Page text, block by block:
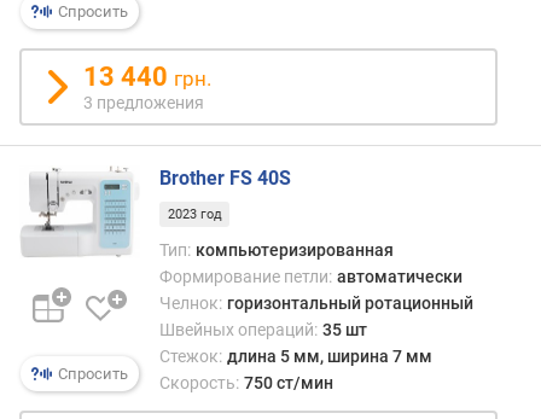
у
н
к
о
в
д
л
я
в
ы
и
в
н
и
Спросить
13 440 грн.
3 предложения
Спросить
Brother FS 40S
2023 год
Тип: компьютеризированная
Формирование петли: автоматически
Челнок: горизонтальный ротационный
Швейных операций: 35 шт
Стежок: длина 5 мм, ширина 7 мм
Скорость: 750 ст/мин